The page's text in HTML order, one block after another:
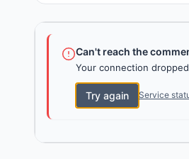
Can't reach the
Your connection
Try again Service